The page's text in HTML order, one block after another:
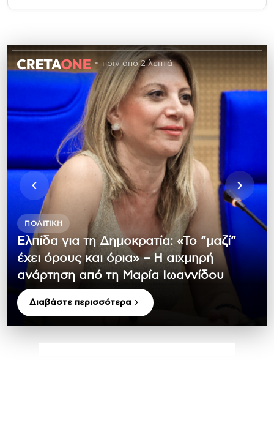
πριν από 2 λεπτά
ΠΟΛΙΤΙΚΉ
Ελπίδα για τη Δημοκρατία: «Το “μαζί”
έχει όρους και όρια» – Η αιχμηρή
ανάρτηση από τη Μαρία Ιωαννίδου
Διαβάστε περισσότερα